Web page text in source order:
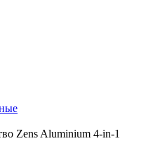
Zens Aluminium 4-in-1